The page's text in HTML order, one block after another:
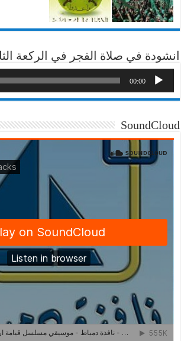
انشودة في صلاة الفجر في الركعة
00:00
SoundCloud